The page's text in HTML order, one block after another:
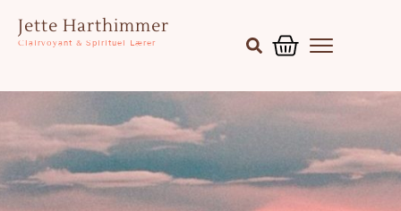
indholdet
Jette Harthimmer
Clairvoyant & Spirituel Lærer